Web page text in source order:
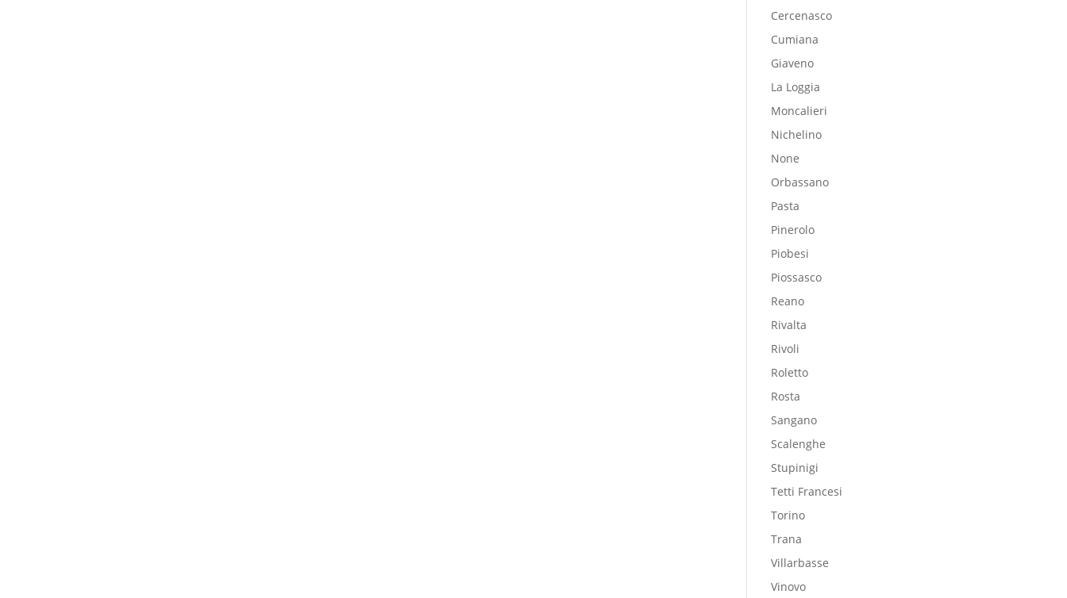
Cercenasco
Cumiana
Giaveno
La Loggia
Moncalieri
Nichelino
None
Orbassano
Pasta
Pinerolo
Piobesi
Piossasco
Reano
Rivalta
Rivoli
Roletto
Rosta
Sangano
Scalenghe
Stupinigi
Tetti Francesi
Torino
Trana
Villarbasse
Vinovo